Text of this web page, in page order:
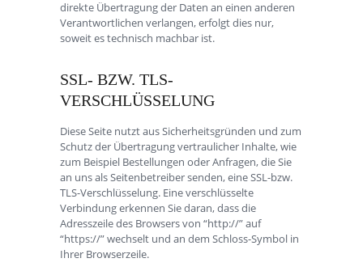
direkte Übertragung der Daten an einen anderen
Verantwortlichen verlangen, erfolgt dies nur,
soweit es technisch machbar ist.
SSL- BZW. TLS-
VERSCHLÜSSELUNG
Diese Seite nutzt aus Sicherheitsgründen und zum
Schutz der Übertragung vertraulicher Inhalte, wie
zum Beispiel Bestellungen oder Anfragen, die Sie
an uns als Seitenbetreiber senden, eine SSL-bzw.
TLS-Verschlüsselung. Eine verschlüsselte
Verbindung erkennen Sie daran, dass die
Adresszeile des Browsers von “http://” auf
“https://” wechselt und an dem Schloss-Symbol in
Ihrer Browserzeile.